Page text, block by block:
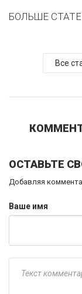
БОЛЬШЕ
Все
ОСТАВЬТЕ
Добавляя
Ваше имя